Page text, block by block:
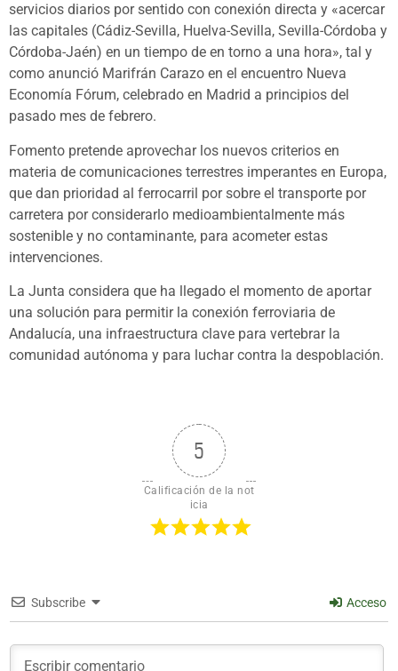
servicios diarios por sentido con conexión directa y «acercar
las capitales (Cádiz-Sevilla, Huelva-Sevilla, Sevilla-Córdoba y
Córdoba-Jaén) en un tiempo de en torno a una hora», tal y
como anunció Marifrán Carazo en el encuentro Nueva
Economía Fórum, celebrado en Madrid a principios del
pasado mes de febrero.
Fomento pretende aprovechar los nuevos criterios en
materia de comunicaciones terrestres imperantes en Europa,
que dan prioridad al ferrocarril por sobre el transporte por
carretera por considerarlo medioambientalmente más
sostenible y no contaminante, para acometer estas
intervenciones.
La Junta considera que ha llegado el momento de aportar
una solución para permitir la conexión ferroviaria de
Andalucía, una infraestructura clave para vertebrar la
comunidad autónoma y para luchar contra la despoblación.
5
Calificación de la not
icia
Subscribe Acceso